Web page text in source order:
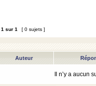
1 sur 1 [ 0 sujets ]
Auteur
Il n’y a aucun